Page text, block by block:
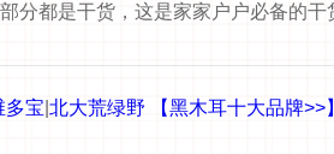
分都是干货，这是家家户户必备的干
多宝 北大荒绿野 【黑木耳十大品牌>>】